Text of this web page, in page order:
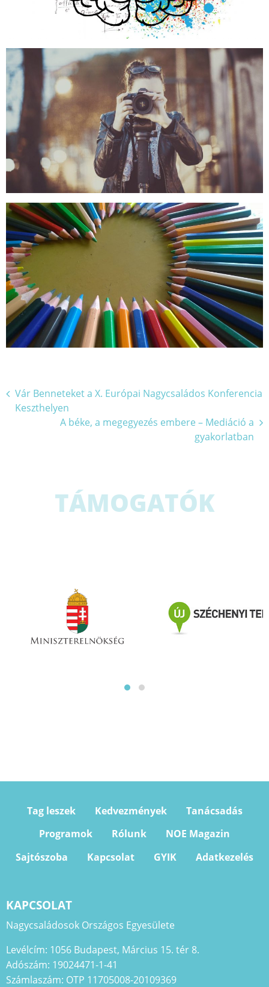
Bejegyzés
navigáció
Vár Benneteket a X. Európai Nagycsaládos Konferencia
Keszthelyen
A béke, a megegyezés embere – Mediáció a
gyakorlatban
TÁMOGATÓK
Tag leszek Kedvezmények
Tanácsadás
Programok
Rólunk
NOE Magazin
Sajtószoba
Kapcsolat GYIK Adatkezelés
KAPCSOLAT
Nagycsaládosok Országos Egyesülete
Levélcím: 1056 Budapest, Március 15. tér 8.
Adószám: 19024471-1-41
Számlaszám: OTP 11705008-20109369